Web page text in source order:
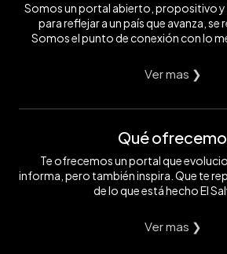
Somos un portal abierto, propositivo
para reflejar a un país que avanza, se
Somos el punto de conexión con lo
Ver mas ❯
Qué
Te ofrecemos un portal que
informa, pero también inspira. Que te
de lo que está hecho El
Ver mas ❯